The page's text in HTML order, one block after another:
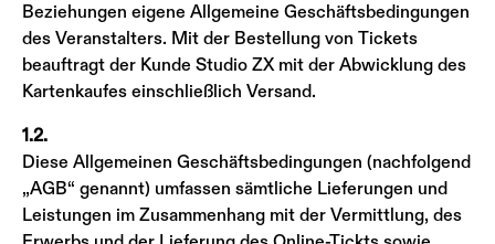
Beziehungen eigene Allgemeine Geschäftsbedingungen
des Veranstalters. Mit der Bestellung von Tickets
beauftragt der Kunde Studio ZX mit der Abwicklung des
Kartenkaufes einschließlich Versand.
1.2.
Diese Allgemeinen Geschäftsbedingungen (nachfolgend
„AGB“ genannt) umfassen sämtliche Lieferungen und
Leistungen im Zusammenhang mit der Vermittlung, des